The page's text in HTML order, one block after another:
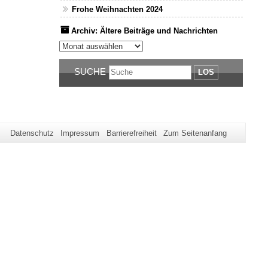
Frohe Weihnachten 2024
Archiv: Ältere Beiträge und Nachrichten
Archiv: Ältere Beiträge und Nachrichten
SUCHE LOS
Datenschutz Impressum Barrierefreiheit Zum Seitenanfang